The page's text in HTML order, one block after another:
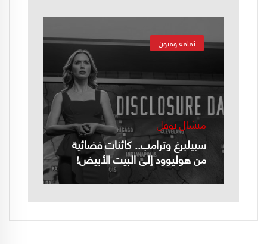
ثقافه وفنون
ميشال نوفل
سبيلبرغ وترامب.. كائنات فضائية
من هوليوود إلى البيت الأبيض!